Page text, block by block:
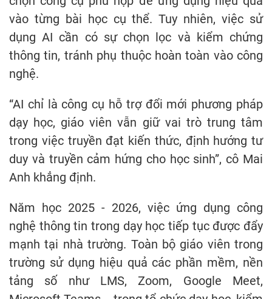
vào từng bài học cụ thể. Tuy nhiên, việc sử
dụng AI cần có sự chọn lọc và kiểm chứng
thông tin, tránh phụ thuộc hoàn toàn vào công
nghệ.
“AI chỉ là công cụ hỗ trợ đổi mới phương pháp
dạy học, giáo viên vẫn giữ vai trò trung tâm
trong việc truyền đạt kiến thức, định hướng tư
duy và truyền cảm hứng cho học sinh”, cô Mai
Anh khẳng định.
Năm học 2025 - 2026, việc ứng dụng công
nghệ thông tin trong dạy học tiếp tục được đẩy
mạnh tại nhà trường. Toàn bộ giáo viên trong
trường sử dụng hiệu quả các phần mềm, nền
tảng số như LMS, Zoom, Google Meet,